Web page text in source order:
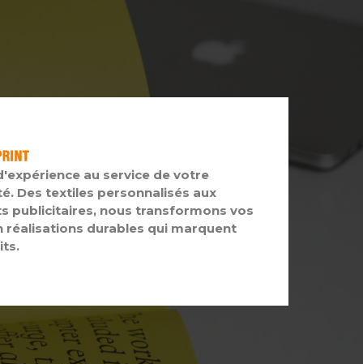
au service de votre
Des textiles personnalisés aux
publicitaires, nous transformons vos
réalisations durables qui marquent